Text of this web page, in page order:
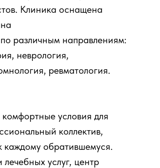
Клиника оснащена
различным направлениям:
неврология,
ревматология.
условия для
коллектив,
каждому обратившемуся.
услуг, центр